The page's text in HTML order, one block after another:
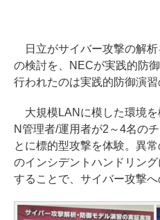
日立がサイバー攻撃の解
の検討を、NECが実践的防
行われたのは実践的防御演習
大規模LANに模した環境を
N管理者/運用者が2～4名の
とに標的型攻撃を体験。異
のインシデントハンドリン
することで、サイバー攻撃へ